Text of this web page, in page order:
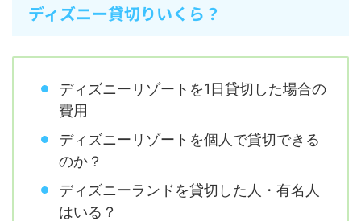
ディズニー貸切りいくら？
ディズニーリゾートを1日貸切した場合の
費用
ディズニーリゾートを個人で貸切できる
のか？
ディズニーランドを貸切した人・有名人
はいる？